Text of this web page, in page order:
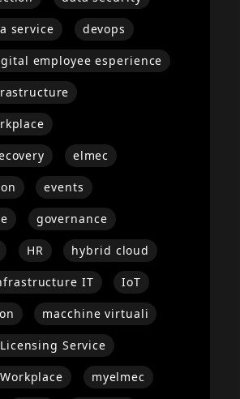
service devops
employee esperience
elmec
events
governance
HR hybrid cloud
IT IoT
macchine virtuali
Service
myelmec